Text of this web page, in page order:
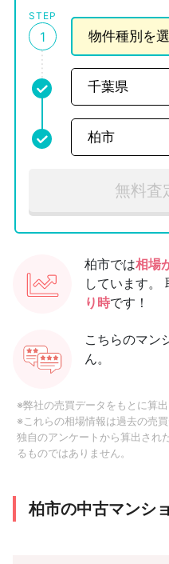
STEP
1
無料査
柏市では相場
しています。
り時です！
こちらのマン
ん。
※弊社の売買データをもとに算出
※これらの相場情報は過去の売
独自のアンケートから算出され
るものではありません。
柏市の中古マンシ